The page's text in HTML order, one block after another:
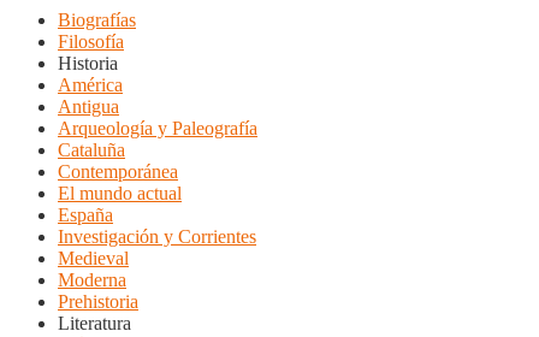
Biografías
Filosofía
Historia
América
Antigua
Arqueología y Paleografía
Cataluña
Contemporánea
El mundo actual
España
Investigación y Corrientes
Medieval
Moderna
Prehistoria
Literatura